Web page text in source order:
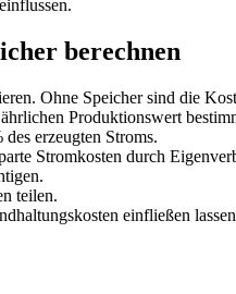
berechnen
Ohne Speicher sind die
Produktionswert
erzeugten Stroms.
Stromkosten durch
teilen.
einfließen